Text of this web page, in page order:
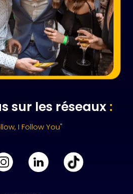
sur les réseaux :
I Follow You"